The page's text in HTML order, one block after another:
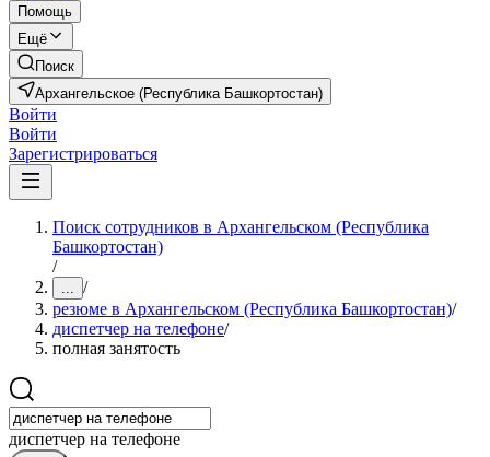
Помощь
Ещё
Поиск
Архангельское (Республика Башкортостан)
Войти
Войти
Зарегистрироваться
Поиск сотрудников в Архангельском (Республика
Башкортостан)
/
... /
резюме в Архангельском (Республика Башкортостан)/
диспетчер на телефоне/
полная занятость
диспетчер на телефоне